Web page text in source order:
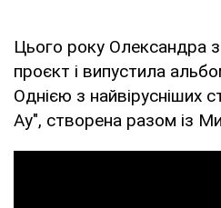
Цього року Олександра
проєкт і випустила
Однією з найвірусніших
Ау", створена разом із